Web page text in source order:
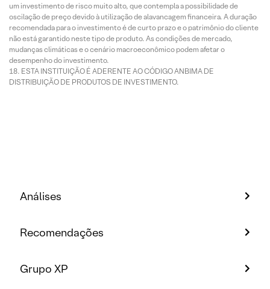
um investimento de risco muito alto, que contempla a possibilidade de
oscilação de preço devido à utilização de alavancagem financeira. A duração
recomendada para o investimento é de curto prazo e o patrimônio do cliente
não está garantido neste tipo de produto. As condições de mercado,
mudanças climáticas e o cenário macroeconômico podem afetar o
desempenho do investimento.
ESTA INSTITUIÇÃO É ADERENTE AO CÓDIGO ANBIMA DE
DISTRIBUIÇÃO DE PRODUTOS DE INVESTIMENTO.
Análises
Recomendações
Grupo XP